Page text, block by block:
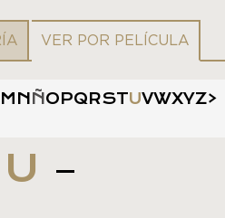
VER POR PELÍCULA
M N Ñ O PQRSTUVWXYZ>
U